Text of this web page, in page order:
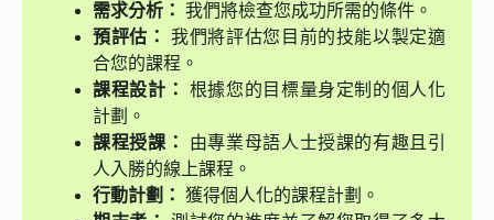
需求分析： 我們將檢查您成功所需的條件。
預評估：
我們將評估您目前的技能以製定適
合您的課程。
課程設計：
根據您的目標量身定制的個人化
計劃。
課程授課：
由專業母語人士授課的有趣且引
人入勝的線上課程。
行動計劃： 獲得個人化的課程計劃。